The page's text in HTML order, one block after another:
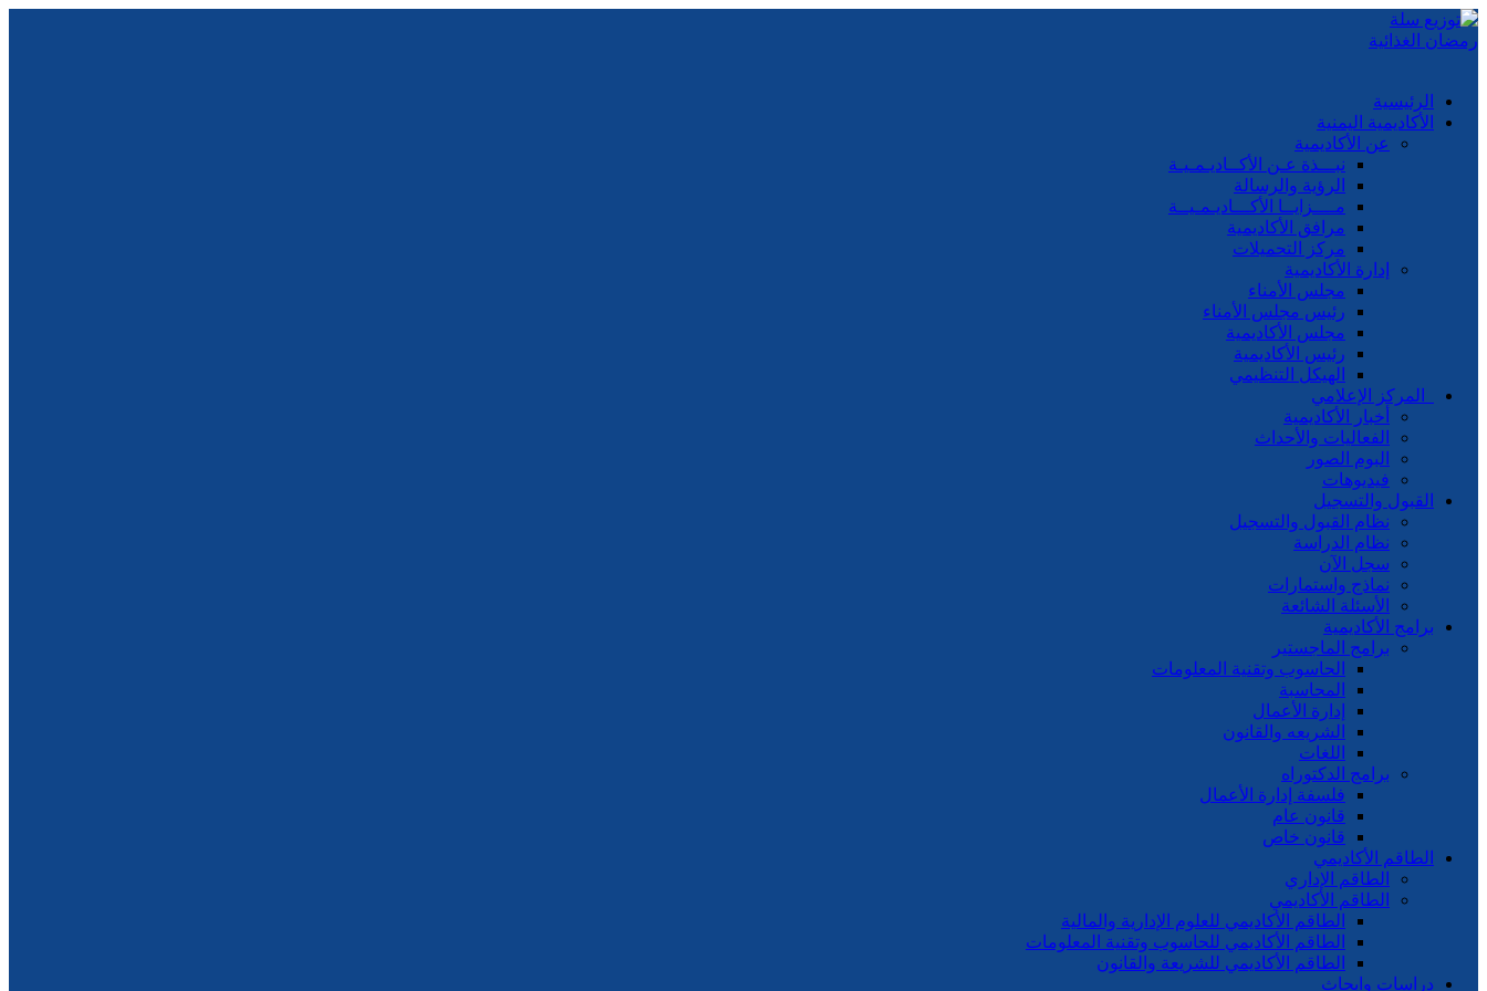
الرئيسية
الأكاديمية اليمنية
عن الأكاديمية
نبـــذة عـن الأكــاديـمـيـة
الرؤية والرسالة
مــــزايــا الأكـــاديـمـيــة
مرافق الأكاديمية
مركز التحميلات
إدارة الأكاديمية
مجلس الأمناء
رئيس مجلس الأمناء
مجلس الأكاديمية
رئيس الأكاديمية
الهيكل التنظيمي
المركز الإعلامي
أخبار الأكاديمية
الفعاليات والأحداث
البوم الصور
فيديوهات
القبول والتسجيل
نظام القبول والتسجيل
نظام الدراسة
سجل الآن
نماذج واستمارات
الأسئلة الشائعة
برامج الأكاديمية
برامج الماجستير
الحاسوب وتقنية المعلومات
المحاسبة
إدارة الأعمال
الشريعه والقانون
اللغات
برامج الدكتوراه
فلسفة إدارة الأعمال
قانون عام
قانون خاص
الطاقم الأكاديمي
الطاقم الإداري
الطاقم الأكاديمي
الطاقم الأكاديمي للعلوم الإدارية والمالية
الطاقم الأكاديمي للحاسوب وتقنية المعلومات
الطاقم الأكاديمي للشريعة والقانون
دراسات وابحاث